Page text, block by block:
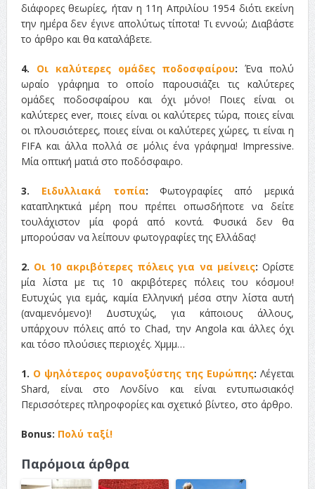
διάφορες θεωρίες, ήταν η 11η Απριλίου 1954 διότι εκείνη
την ημέρα δεν έγινε απολύτως τίποτα! Τι εννοώ; Διαβάστε
το άρθρο και θα καταλάβετε.
4. Οι καλύτερες ομάδες ποδοσφαίρου:Ένα πολύ
ωραίο γράφημα το οποίο παρουσιάζει τις καλύτερες
ομάδες ποδοσφαίρου και όχι μόνο! Ποιες είναι οι
καλύτερες ever, ποιες είναι οι καλύτερες τώρα, ποιες είναι
οι πλουσιότερες, ποιες είναι οι καλύτερες χώρες, τι είναι η
FIFA και άλλα πολλά σε μόλις ένα γράφημα! Impressive.
Μία οπτική ματιά στο ποδόσφαιρο.
3. Ειδυλλιακά τοπία:Φωτογραφίες από μερικά
καταπληκτικά μέρη που πρέπει οπωσδήποτε να δείτε
τουλάχιστον μία φορά από κοντά. Φυσικά δεν θα
μπορούσαν να λείπουν φωτογραφίες της Ελλάδας!
2. Οι 10 ακριβότερες πόλεις για να μείνεις:Ορίστε
μία λίστα με τις 10 ακριβότερες πόλεις του κόσμου!
Ευτυχώς για εμάς, καμία Ελληνική μέσα στην λίστα αυτή
(αναμενόμενο)! Δυστυχώς, για κάποιους άλλους,
υπάρχουν πόλεις από το Chad, την Angola και άλλες όχι
και τόσο πλούσιες περιοχές. Χμμμ…
1. Ο ψηλότερος ουρανοξύστης της Ευρώπης:Λέγεται
Shard, είναι στο Λονδίνο και είναι εντυπωσιακός!
Περισσότερες πληροφορίες και σχετικό βίντεο, στο άρθρο.
Bonus: Πολύ ταξί!
Παρόμοια άρθρα